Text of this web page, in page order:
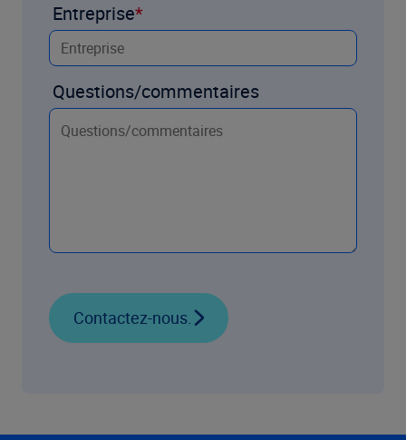
Entreprise
Questions/commentaires
Contactez-nous.